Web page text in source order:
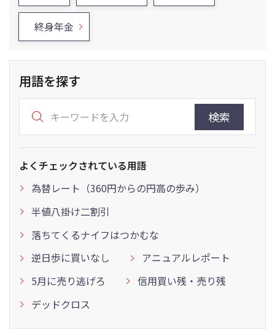
終身年金
用語を探す
検索
よくチェックされている用語
為替レート（360円からの円高の歩み）
半値八掛け二割引
落ちてくるナイフはつかむな
逆日歩に買いなし
アニュアルレポート
5月に売り逃げろ
信用買い残・売り残
デッドクロス